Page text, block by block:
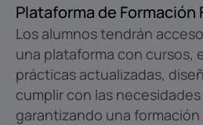
Plataforma de Formación
Los alumnos tendrán acceso
una plataforma con cursos,
prácticas actualizadas,
cumplir con las
garantizando una formación